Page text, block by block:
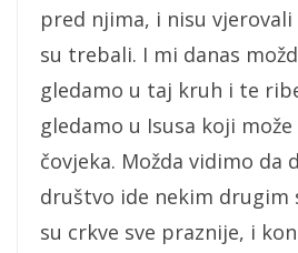
pred njima, i nisu vjerovali
su trebali. I mi danas
gledamo u taj kruh i te
gledamo u Isusa koji
čovjeka. Možda vidimo da
društvo ide nekim drugim
su crkve sve praznije, i